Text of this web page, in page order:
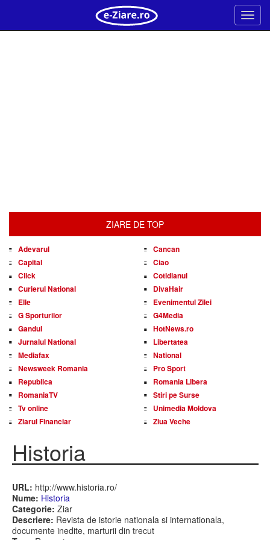
Meniu
ZIARE DE TOP
Adevarul
Cancan
Capital
Ciao
Click
Cotidianul
Curierul National
DivaHair
Elle
Evenimentul Zilei
G Sporturilor
G4Media
Gandul
HotNews.ro
Jurnalul National
Libertatea
Mediafax
National
Newsweek Romania
Pro Sport
Republica
Romania Libera
RomaniaTV
Stiri pe Surse
Tv online
Unimedia Moldova
Ziarul Financiar
Ziua Veche
Historia
URL: http://www.historia.ro/
Nume: Historia
Categorie: Ziar
Descriere: Revista de istorie nationala si internationala,
documente inedite, marturii din trecut